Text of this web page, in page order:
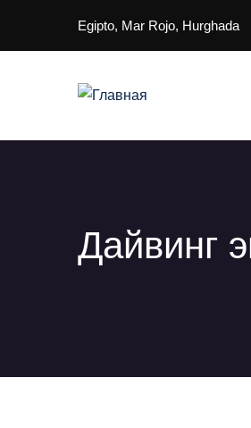
Egipto, Mar Rojo, Hurghada
Дайвинг